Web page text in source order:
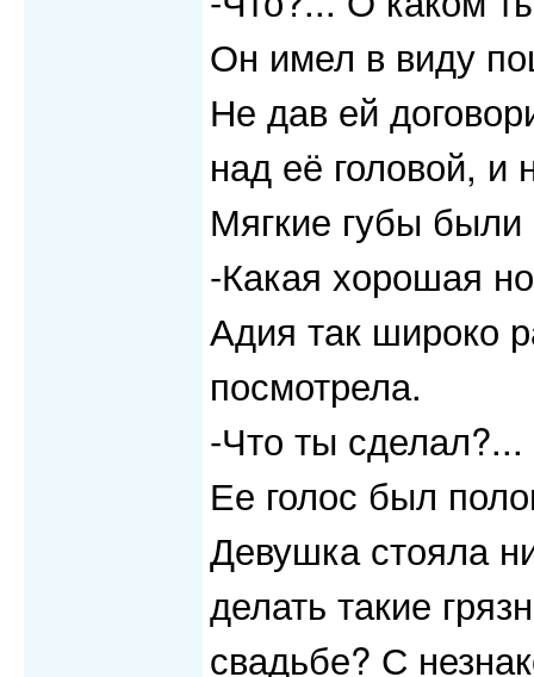
Он имел в виду
Не дав ей
над её головой, и
Мягкие губы
-Какая хорошая
Адия так широко
посмотрела.
-Что ты
Ее голос был
Девушка стояла
делать такие
свадьбе? С